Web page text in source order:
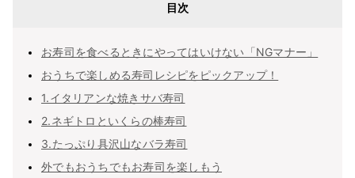
目次
お寿司を食べるときにやってはいけない「NGマナー」
おうちで楽しめる寿司レシピをピックアップ！
1.イタリアンな焼きサバ寿司
2.ネギトロといくらの棒寿司
3.たっぷり具沢山なバラ寿司
外でもおうちでもお寿司を楽しもう